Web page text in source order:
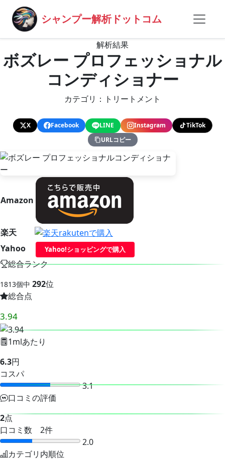
シャンプー解析ドットコム
解析結果
ボズレー プロフェッショナル
コンディショナー
カテゴリ：トリートメント
X Facebook LINE Instagram
TikTok
URLコピー
Amazon
楽天
Yahoo
Yahoo!ショッピングで購入
総合ランク
1813個中 292位
総合点
3.94
1mlあたり
6.3円
コスパ
3.1
口コミの評価
2点
口コミ数 2件
2.0
カテゴリ内順位